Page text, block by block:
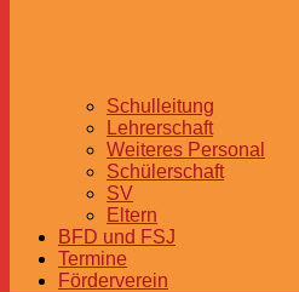
Schulleitung
Lehrerschaft
Weiteres Personal
Schülerschaft
SV
Eltern
BFD und FSJ
Termine
Förderverein